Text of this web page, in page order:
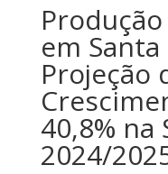
em
Projeção
40,8% na
2024/